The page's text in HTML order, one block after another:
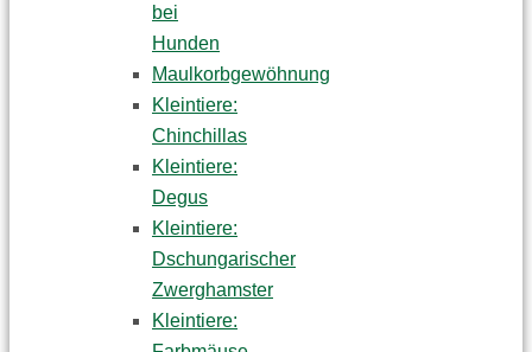
bei
Hunden
Maulkorbgewöhnung
Kleintiere:
Chinchillas
Kleintiere:
Degus
Kleintiere:
Dschungarischer
Zwerghamster
Kleintiere: